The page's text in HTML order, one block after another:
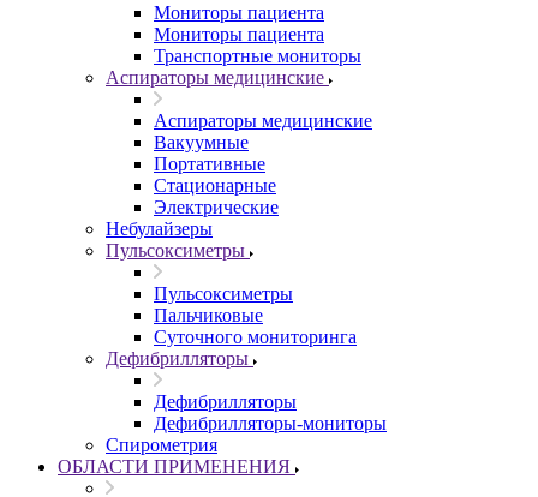
Мониторы пациента
Мониторы пациента
Транспортные мониторы
Аспираторы медицинские
Аспираторы медицинские
Вакуумные
Портативные
Стационарные
Электрические
Небулайзеры
Пульсоксиметры
Пульсоксиметры
Пальчиковые
Суточного мониторинга
Дефибрилляторы
Дефибрилляторы
Дефибрилляторы-мониторы
Спирометрия
ОБЛАСТИ ПРИМЕНЕНИЯ